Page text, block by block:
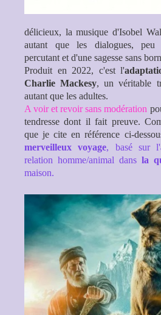
délicieux, la musique d'Isobel
autant que les dialogues, peu
percutant et d'une sagesse sans
Produit en 2022, c'est l'
Charlie Mackesy, un véritable
autant que les adultes.
A voir et revoir sans modération
tendresse dont il fait preuve.
que je cite en référence ci-
merveilleux voyage, basé sur
relation homme/animal dans la
maison.